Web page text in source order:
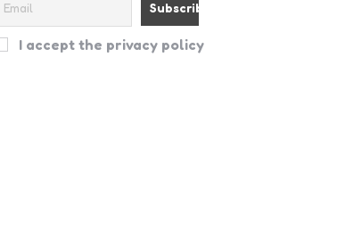
I accept the privacy policy